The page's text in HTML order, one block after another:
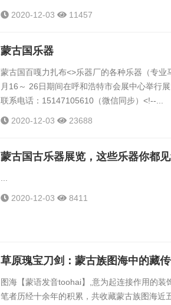
娘科尔沁新娘蒙古国新娘土尔扈特新娘...
2020-12-03 11457
蒙古国乐器
蒙古国百嘎力扎布<>乐器厂的各种乐器（专
月16～ 26日期间在呼和浩特市会展中心举行
联系电话：15147105610（微信同步）˂!--...
2020-12-03 23688
蒙古国古乐器展览，这些乐器你都见
2020-12-03 8411
草原瑰宝刀剑：蒙古族图海中的藏
图海【蒙语发音toohai】,意为起连接作用的装
笔者历经十余年的积累，共收藏蒙古族图海近